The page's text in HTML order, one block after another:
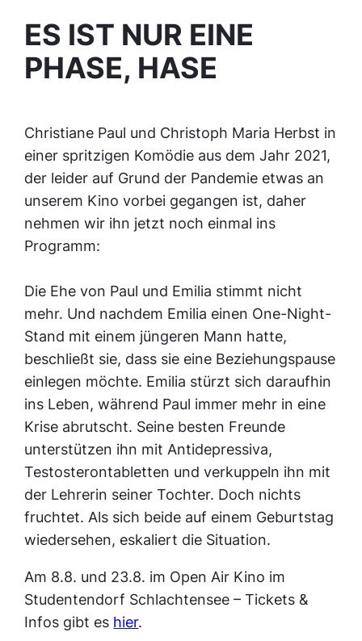
ES IST NUR EINE
PHASE, HASE
Chris­tiane Paul und Christoph Maria Herbst in
einer spritzigen Komödie aus dem Jahr 2021,
der leider auf Grund der Pandemie etwas an
unserem Kino vorbei gegangen ist, daher
nehmen wir ihn jetzt noch einmal ins
Programm:
Die Ehe von Paul und Emilia stimmt nicht
mehr. Und nachdem Emilia einen One-Night-
Stand mit einem jüngeren Mann hatte,
beschließt sie, dass sie eine Beziehungspause
einlegen möchte. Emilia stürzt sich daraufhin
ins Leben, während Paul immer mehr in eine
Krise abrutscht. Seine besten Freunde
unterstützen ihn mit Antidepressiva,
Testosterontabletten und verkuppeln ihn mit
der Lehrerin seiner Tochter. Doch nichts
fruchtet. Als sich beide auf einem Geburtstag
wiedersehen, eskaliert die Situation.
Am 8.8. und 23.8. im Open Air Kino im
Studentendorf Schlachtensee – Tickets &
Infos gibt es hier.